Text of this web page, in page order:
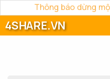
Thông báo dừng
4SHARE.VN